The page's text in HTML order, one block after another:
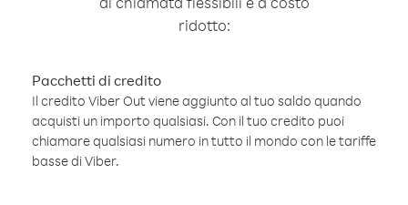
ridotto:
Pacchetti di credito
Il credito Viber Out viene aggiunto al tuo saldo quando
acquisti un importo qualsiasi. Con il tuo credito puoi
chiamare qualsiasi numero in tutto il mondo con le tariffe
basse di Viber.